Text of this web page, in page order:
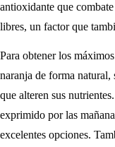
antioxidante que
libres, un factor que
Para obtener los
naranja de forma natural,
que alteren sus
exprimido por las
excelentes opciones.